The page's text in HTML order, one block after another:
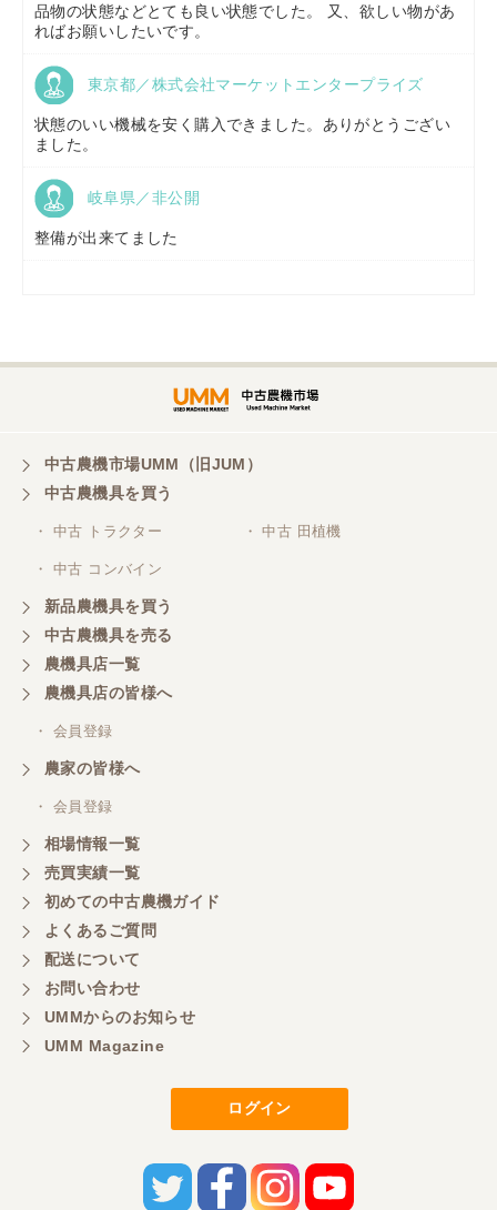
福島県／(有)草野商事
山形県／株式会社ノーキステージ
株式会社トミタモータース
品物の状態などとても良い状態でした。 又、欲しい物があ
ればお願いしたいです。
東京都／株式会社マーケットエンタープライズ
状態のいい機械を安く購入できました。ありがとうござい
ました。
岐阜県／非公開
整備が出来てました
中古農機市場UMM（旧JUM）
中古農機具を買う
・ 中古 トラクター ・ 中古 田植機
・ 中古 コンバイン
新品農機具を買う
中古農機具を売る
農機具店一覧
農機具店の皆様へ
・ 会員登録
農家の皆様へ
・ 会員登録
相場情報一覧
売買実績一覧
初めての中古農機ガイド
よくあるご質問
配送について
お問い合わせ
UMMからのお知らせ
UMM Magazine
ログイン